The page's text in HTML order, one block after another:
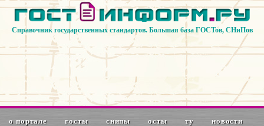
Справочник государственных стандартов. Большая база ГОСТов, СНиПов
о портале госты снипы осты ту новости